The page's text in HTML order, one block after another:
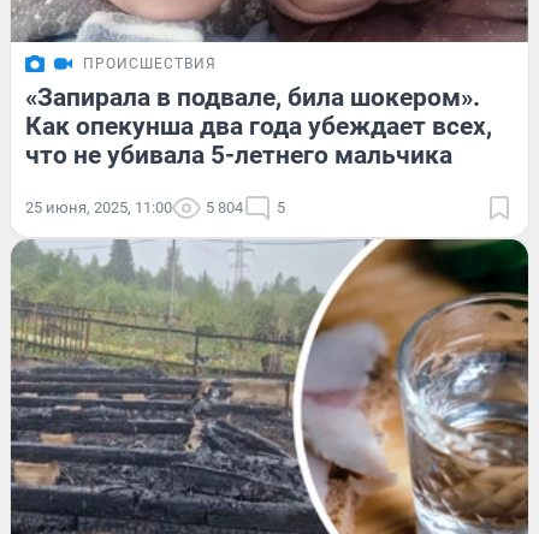
ПРОИСШЕСТВИЯ
«Запирала в подвале, била шокером».
Как опекунша два года убеждает всех,
что не убивала 5-летнего мальчика
25 июня, 2025, 11:00 5 804 5